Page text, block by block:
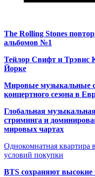
The Rolling Stones
альбомов №1
Тейлор Свифт и Трэвис
Йорке
Мировые музыкальные
концертного сезона в
Глобальная
стриминга и
мировых чартах
Однокомнатная квартира
условий покупки
BTS сохраняют